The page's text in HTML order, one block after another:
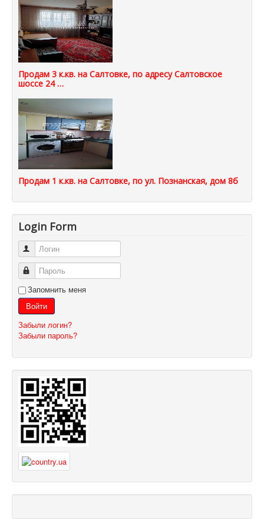
Продам 3 к.кв. на Салтовке, по адресу Салтовское
шоссе 24 …
Продам 1 к.кв. на Салтовке, по ул. Познанская, дом 8б
Login Form
Логин
Пароль
Запомнить меня
Войти
Забыли логин?
Забыли пароль?